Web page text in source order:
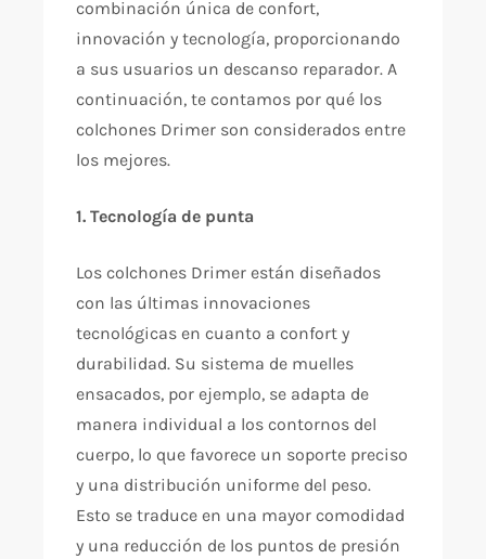
combinación única de confort,
innovación y tecnología, proporcionando
a sus usuarios un descanso reparador. A
continuación, te contamos por qué los
colchones Drimer son considerados entre
los mejores.
1. Tecnología de punta
Los colchones Drimer están diseñados
con las últimas innovaciones
tecnológicas en cuanto a confort y
durabilidad. Su sistema de muelles
ensacados, por ejemplo, se adapta de
manera individual a los contornos del
cuerpo, lo que favorece un soporte preciso
y una distribución uniforme del peso.
Esto se traduce en una mayor comodidad
y una reducción de los puntos de presión